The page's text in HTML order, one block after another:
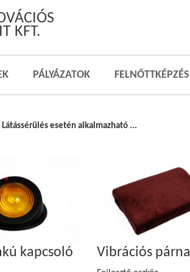
KFT.
PÁLYÁZATOK FELNŐTTKÉPZÉS
Látássérülés esetén alkalmazható ...
kapcsoló Vibrációs párna